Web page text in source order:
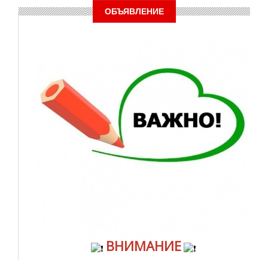
ОБЪЯВЛЕНИЕ
ВНИМАНИЕ